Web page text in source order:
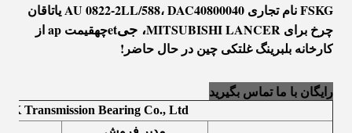
FSKG نام تجاری AU 0822-2LL/588، DAC40800040 یاتاقان
چرخ برای MITSUBISHI LANCER
، جیetچه
قیمت ap از
کارخانه بلبرینگ غلتکی چین در حال حاضر!
رایگان با ما تماس بگیرید
Transmission Bearing Co., Ltd